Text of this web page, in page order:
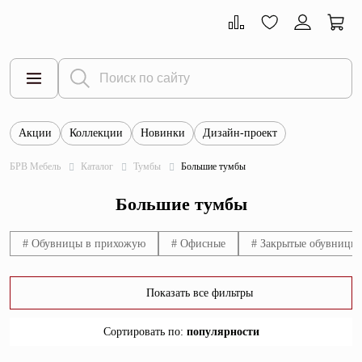
Все товары
Тумбы
Витрины
Комоды
Столы
Акции Коллекции Новинки Дизайн-проект
БРВ Мебель Каталог Тумбы Большие тумбы
Большие тумбы
# Обувницы в прихожую # Офисные # Закрытые обувницы
Показать все фильтры
Сортировать по: популярности